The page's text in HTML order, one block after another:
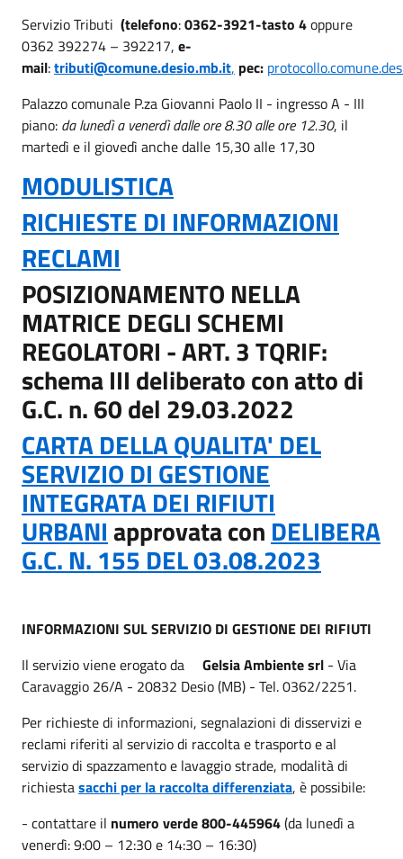
Servizio Tributi (telefono:0362-3921-tasto 4oppure
0362 392274 – 392217, e-
mail:tributi@comune.desio.mb.it, pec:
Palazzo comunale P.za Giovanni Paolo II - ingresso A - III
piano: da lunedì a venerdì dalle ore 8.30 alle ore 12.30, il
martedì e il giovedì anche dalle 15,30 alle 17,30
MODULISTICA
RICHIESTE DI INFORMAZIONI
RECLAMI
POSIZIONAMENTO NELLA
MATRICE DEGLI SCHEMI
REGOLATORI - ART. 3 TQRIF:
schema III deliberato con atto di
G.C. n. 60 del 29.03.2022
CARTA DELLA QUALITA' DEL
SERVIZIO DI GESTIONE
INTEGRATA DEI RIFIUTI
URBANIapprovata con DELIBERA
G.C. N. 155 DEL 03.08.2023
INFORMAZIONI SUL SERVIZIO DI GESTIONE DEI RIFIUTI
Il servizio viene erogato da
Gelsia Ambiente srl - Via
Caravaggio 26/A - 20832 Desio (MB) - Tel. 0362/2251.
Per richieste di informazioni, segnalazioni di disservizi e
reclami riferiti al servizio di raccolta e trasporto e al
servizio di spazzamento e lavaggio strade, modalità di
richiestasacchi per la raccolta differenziata, è possibile:
- contattare il numero verde800-445964(da lunedì a
venerdì: 9:00 – 12:30 e 14:30 – 16:30)